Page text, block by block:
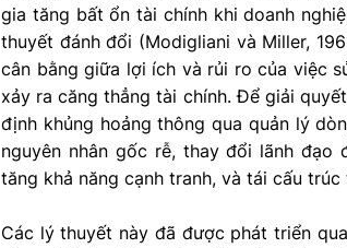
gia tăng bất ổn tài chính khi doanh
thuyết đánh đổi (Modigliani và Miller,
cân bằng giữa lợi ích và rủi ro của việc
xảy ra căng thẳng tài chính. Để giải
định khủng hoảng thông qua quản lý
nguyên nhân gốc rễ, thay đổi lãnh
tăng khả năng cạnh tranh, và tái cấu
Các lý thuyết này đã được phát triển